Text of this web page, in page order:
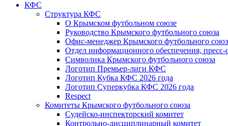
КФС
Структура КФС
О Крымском футбольном союзе
Руководство Крымского футбольного союза
Офис-менеджер Крымского футбольного
Отдел информационного обеспечения, пресс-
Символика Крымского футбольного союза
Логотип Премьер-лиги КФС
Логотип Кубка КФС 2026 года
Логотип Суперкубка КФС 2026 года
Respect
Комитеты Крымского футбольного союза
Судейско-инспекторский комитет
Контрольно-дисциплинарный комитет